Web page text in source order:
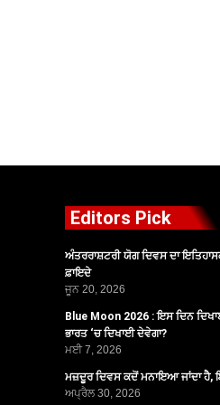
Editors Pick
ਅੰਤਰਰਾਸ਼ਟਰੀ ਯੋਗ ਦਿਵਸ ਦਾ
ਫ਼ਾਇਦੇ
ਜੂਨ 20, 2026
Blue Moon 2026 : ਇਸ ਦਿਨ
ਭਾਰਤ ‘ਚ ਦਿਖਾਈ ਦੇਵੇਗਾ?
ਮਈ 7, 2026
ਮਜ਼ਦੂਰ ਦਿਵਸ ਕਦੋਂ ਮਨਾਇਆ ਜਾਂਦਾ ਹੈ,
ਅਪ੍ਰੈਲ 30, 2026